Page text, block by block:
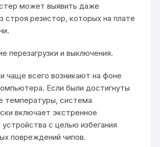
может выявить даже
строя резистор, которых на плате
перезагрузки и выключения.
чаще всего возникают на фоне
Если были достигнуты
температуры, система
включает экстренное
с целью избегания
повреждений чипов.